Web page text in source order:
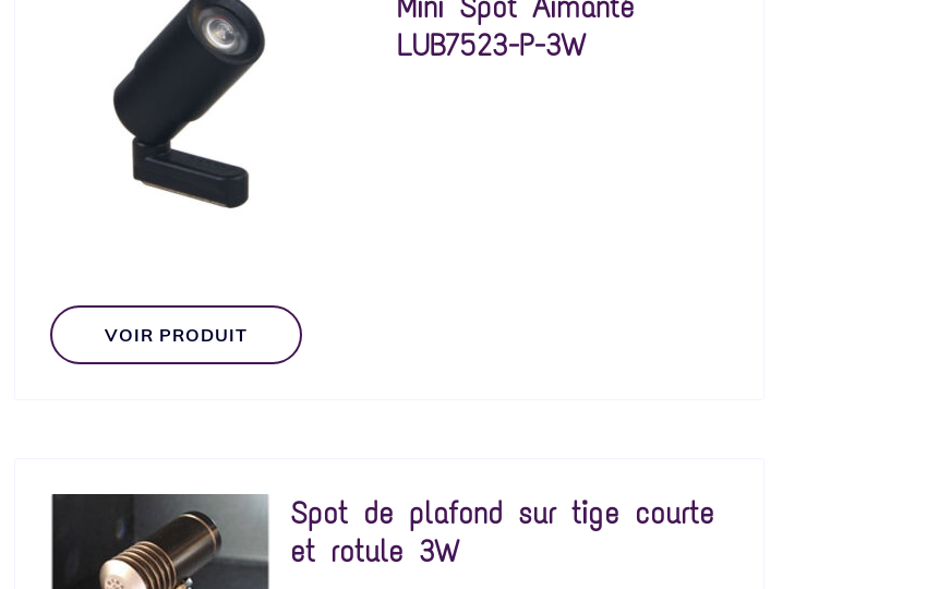
LUB7523-P-3W
VOIR PRODUIT
Spot de plafond sur tige courte
et rotule 3W